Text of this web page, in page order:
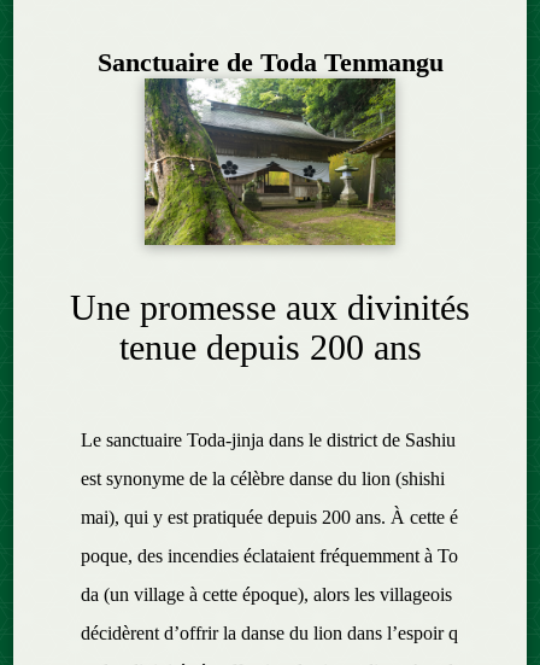
Sanctuaire de Toda Tenmangu
Une promesse aux divinités
tenue depuis 200 ans
Le sanctuaire Toda-jinja dans le district de Sashiu
est synonyme de la célèbre danse du lion (shishi
mai), qui y est pratiquée depuis 200 ans. À cette é
poque, des incendies éclataient fréquemment à To
da (un village à cette époque), alors les villageois
décidèrent d’offrir la danse du lion dans l’espoir q